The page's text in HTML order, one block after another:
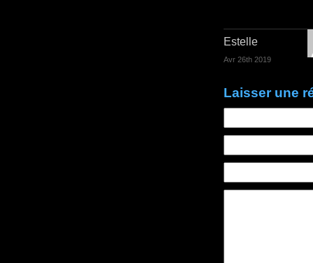
Estelle
Avr 26th 2019
Laisser une